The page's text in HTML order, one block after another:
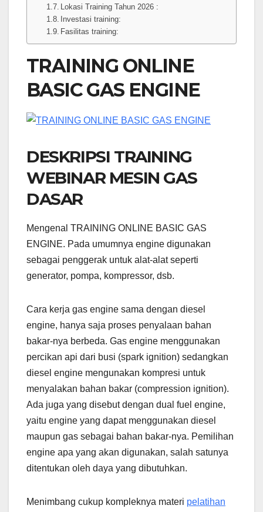
Lokasi Training Tahun 2026 :
Investasi training:
Fasilitas training:
TRAINING ONLINE
BASIC GAS ENGINE
DESKRIPSI TRAINING
WEBINAR MESIN GAS
DASAR
Mengenal TRAINING ONLINE BASIC GAS
ENGINE. Pada umumnya engine digunakan
sebagai penggerak untuk alat-alat seperti
generator, pompa, kompressor, dsb.
Cara kerja gas engine sama dengan diesel
engine, hanya saja proses penyalaan bahan
bakar-nya berbeda. Gas engine menggunakan
percikan api dari busi (spark ignition) sedangkan
diesel engine mengunakan kompresi untuk
menyalakan bahan bakar (compression ignition).
Ada juga yang disebut dengan dual fuel engine,
yaitu engine yang dapat menggunakan diesel
maupun gas sebagai bahan bakar-nya. Pemilihan
engine apa yang akan digunakan, salah satunya
ditentukan oleh daya yang dibutuhkan.
Menimbang cukup kompleknya materi pelatihan